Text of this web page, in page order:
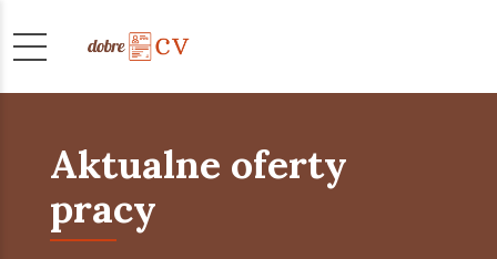
Aktualne oferty
pracy